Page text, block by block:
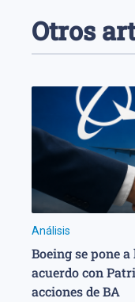
Otros
Análisis
Boeing se pone
acuerdo con
acciones de BA